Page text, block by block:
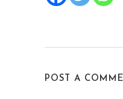
POST A